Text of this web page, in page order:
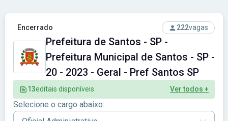
Encerrado 222vagas
Prefeitura de Santos - SP -
Prefeitura Municipal de Santos - SP -
20 - 2023 - Geral - Pref Santos SP
13editais disponíveis Ver todos +
Selecione o cargo abaixo: